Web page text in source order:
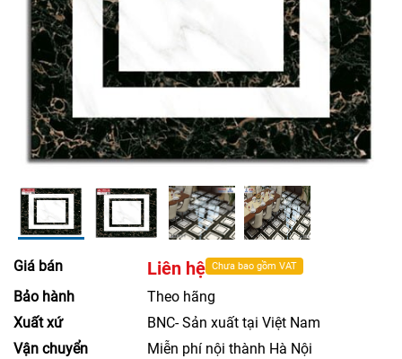
Giá bán Liên hệ Chưa bao gồm VAT
Bảo hành
Theo hãng
Xuất xứ
BNC- Sản xuất tại Việt Nam
Vận chuyển
Miễn phí nội thành Hà Nội